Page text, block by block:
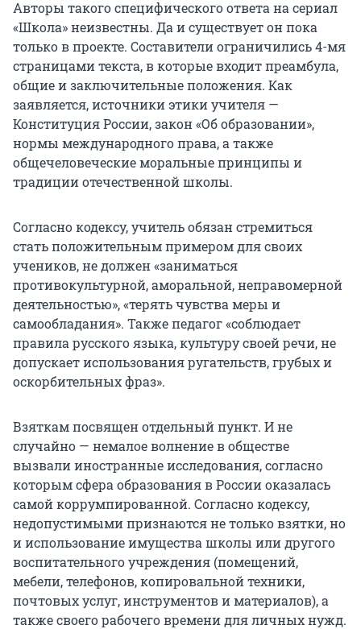
Авторы такого специфического ответа на сериал
«Школа» неизвестны. Да и существует он пока
только в проекте. Составители ограничились 4-мя
страницами текста, в которые входит преамбула,
общие и заключительные положения. Как
заявляется, источники этики учителя —
Конституция России, закон «Об образовании»,
нормы международного права, а также
общечеловеческие моральные принципы и
традиции отечественной школы.
Согласно кодексу, учитель обязан стремиться
стать положительным примером для своих
учеников, не должен «заниматься
противокультурной, аморальной, неправомерной
деятельностью», «терять чувства меры и
самообладания». Также педагог «соблюдает
правила русского языка, культуру своей речи, не
допускает использования ругательств, грубых и
оскорбительных фраз».
Взяткам посвящен отдельный пункт. И не
случайно — немалое волнение в обществе
вызвали иностранные исследования, согласно
которым сфера образования в России оказалась
самой коррумпированной. Согласно кодексу,
недопустимыми признаются не только взятки, но
и использование имущества школы или другого
воспитательного учреждения (помещений,
мебели, телефонов, копировальной техники,
почтовых услуг, инструментов и материалов), а
также своего рабочего времени для личных нужд.